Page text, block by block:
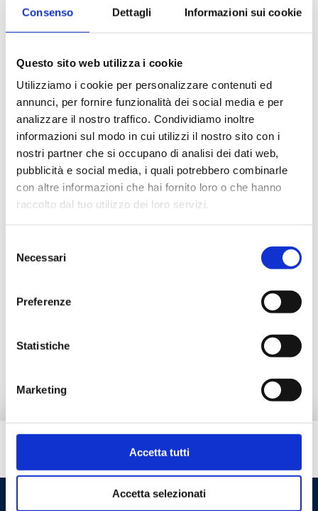
Consenso Dettagli Informazioni sui cookie
Questo sito web utilizza i cookie
Utilizziamo i cookie per personalizzare contenuti ed
annunci, per fornire funzionalità dei social media e per
analizzare il nostro traffico. Condividiamo inoltre
informazioni sul modo in cui utilizzi il nostro sito con i
nostri partner che si occupano di analisi dei dati web,
pubblicità e social media, i quali potrebbero combinarle
con altre informazioni che hai fornito loro o che hanno
raccolto dal tuo utilizzo dei loro servizi.
delNecessari
Preferenze
Statistiche
Marketing
Accetta tutti
Accetta selezionati
G 2 M - G 1 1/4 F 18
07G03206X G 2 M - G 1 1/4 F
Descrição
Documentação
Acessórios
Produtos alternativos
Peças de reposição
Tem necessidade de ajuda?